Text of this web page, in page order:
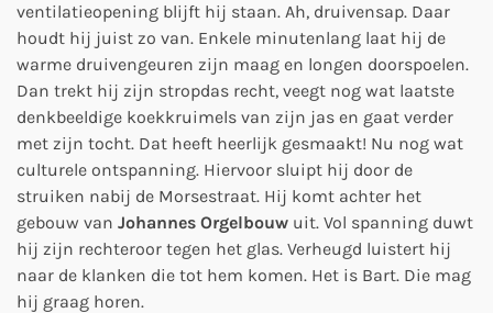
ventilatieopening blijft hij staan. Ah, druivensap. Daar
houdt hij juist zo van. Enkele minutenlang laat hij de
warme druivengeuren zijn maag en longen doorspoelen.
Dan trekt hij zijn stropdas recht, veegt nog wat laatste
denkbeeldige koekkruimels van zijn jas en gaat verder
met zijn tocht. Dat heeft heerlijk gesmaakt! Nu nog wat
culturele ontspanning. Hiervoor sluipt hij door de
struiken nabij de Morsestraat. Hij komt achter het
gebouw van Johannes Orgelbouw uit. Vol spanning duwt
hij zijn rechteroor tegen het glas. Verheugd luistert hij
naar de klanken die tot hem komen. Het is Bart. Die mag
hij graag horen.